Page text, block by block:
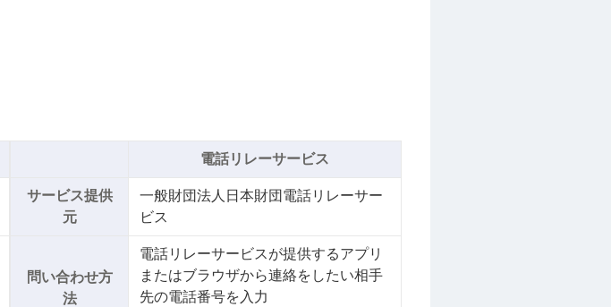
電話リレーサービス
サービス提供
元
一般財団法人日本財団電話リレーサー
ビス
問い合わせ方
法
電話リレーサービスが提供するアプリ
またはブラウザから連絡をしたい相手
先の電話番号を入力